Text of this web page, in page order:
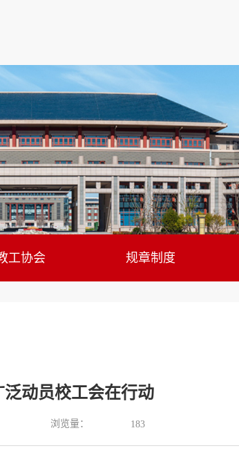
工协会 规章制度
动员校工会在行动
浏览量： 183